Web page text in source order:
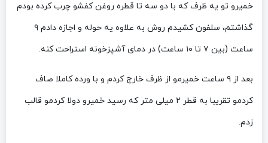
خمیرو تو یه ظرف که با دو سه تا قطره روغن کفشو چرب کرده بودم
گذاشتم، سلفون کشیدم روش به علاوه یه حوله و اجازه دادم ۹
ساعت (بین ۷ تا ۱۰ ساعت) در دمای آشپزخونه استراحت کنه.
بعد از ۹ ساعت خمیرمو از ظرف خارج کردم و با ورده کاملا صاف
کردمو تقریبا به قطر ۲ میلی متر که رسید خمیرو دولا کردمو قالب
زدم.